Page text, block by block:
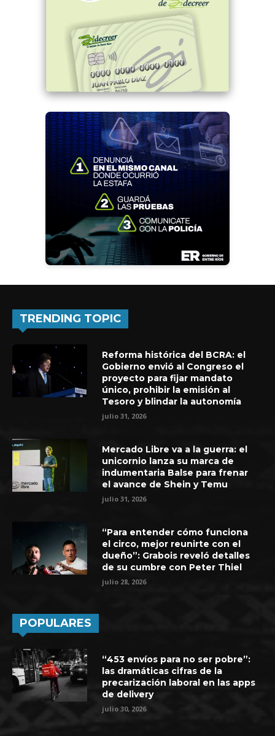
TRENDING TOPIC
Reforma histórica del BCRA: el
Gobierno envió al Congreso el
proyecto para fijar mandato
único, prohibir la emisión al
Tesoro y blindar la autonomía
julio 31, 2026
Mercado Libre va a la guerra: el
unicornio lanza su marca de
indumentaria Balse para frenar
el avance de Shein y Temu
julio 31, 2026
“Para entender cómo funciona
el circo, mejor reunirte con el
dueño”: Grabois reveló detalles
de su cumbre con Peter Thiel
julio 28, 2026
POPULARES
“453 envíos para no ser pobre”:
las dramáticas cifras de la
precarización laboral en las apps
de delivery
julio 30, 2026